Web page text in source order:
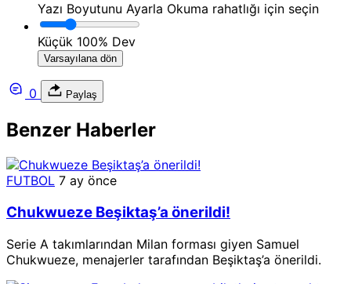
Yazı Boyutunu Ayarla Okuma rahatlığı için seçin
Küçük 100% Dev
Varsayılana dön
0 Paylaş
Benzer Haberler
FUTBOL 7 ay önce
Chukwueze Beşiktaş’a önerildi!
Serie A takımlarından Milan forması giyen Samuel
Chukwueze, menajerler tarafından Beşiktaş’a önerildi.